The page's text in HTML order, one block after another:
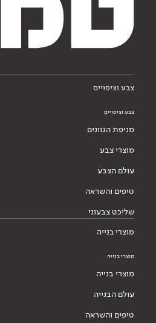
צבע וציפויים
צבע וציפויים
מניפת הגוונים
מוצרי צבע
עולם הצבע
טיפים והשראה
שליכט צבעוני
מוצרי בנייה
מוצרי בנייה
מוצרי בנייה
עולם הבנייה
טיפים והשראה